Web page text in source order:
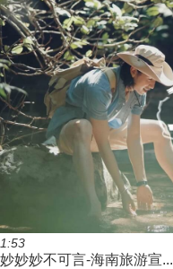
1:53
妙妙妙不可言-海南旅游宣...